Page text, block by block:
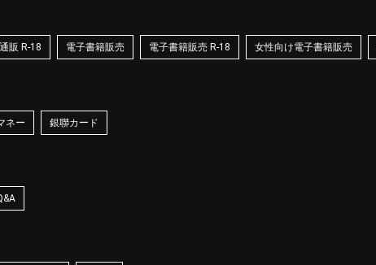
販 R-18 電子書籍販売 電子書籍販売 R-18 女性向け電子書籍販売
ネー 銀聯カード